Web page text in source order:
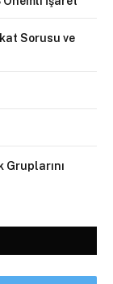
Sorusu ve
Gruplarını